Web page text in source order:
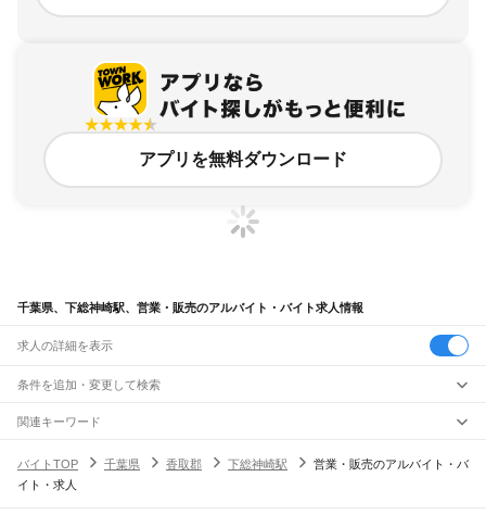
アプリを無料ダウンロード
千葉県、下総神崎駅、営業・販売のアルバイト・バイト求人情報
求人の詳細を表示
条件を追加・変更して検索
市区町村を追加・変更
千葉県すべて
千葉市
駅を追加・変更
職種を追加・変更
関連キーワード
バイトTOP
千葉県 香取郡 下総神崎駅
営業・販売のアルバイト・バ
イト・求人